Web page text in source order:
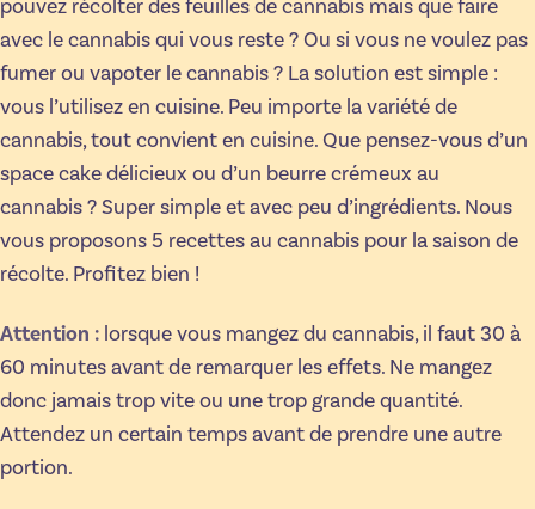
pouvez récolter des feuilles de cannabis mais que faire
avec le cannabis qui vous reste ? Ou si vous ne voulez pas
fumer ou vapoter le cannabis ? La solution est simple :
vous l’utilisez en cuisine. Peu importe la variété de
cannabis, tout convient en cuisine. Que pensez-vous d’un
space cake délicieux ou d’un beurre crémeux au
cannabis ? Super simple et avec peu d’ingrédients. Nous
vous proposons 5 recettes au cannabis pour la saison de
récolte. Profitez bien !
Attention : lorsque vous mangez du cannabis, il faut 30 à
60 minutes avant de remarquer les effets. Ne mangez
donc jamais trop vite ou une trop grande quantité.
Attendez un certain temps avant de prendre une autre
portion.